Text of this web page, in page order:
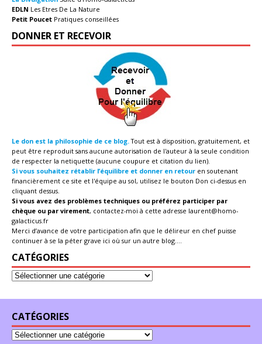
EDLN Les Etres De La Nature
Petit Poucet Pratiques conseillées
DONNER ET RECEVOIR
Le don est la philosophie de ce blog. Tout est à disposition, gratuitement, et
peut être reproduit sans aucune autorisation de l'auteur à la seule condition
de respecter la netiquette (aucune coupure et citation du lien).
Si vous souhaitez rétablir l’équilibre et donner en retour en soutenant
financièrement ce site et l'équipe au sol, utilisez le bouton Don ci-dessus en
cliquant dessus.
Si vous avez des problèmes techniques ou préférez participer par
chèque ou par virement, contactez-moi à cette adresse laurent@homo-
galacticus.fr
Merci d’avance de votre participation afin que le délireur en chef puisse
continuer à se la péter grave ici où sur un autre blog....
CATÉGORIES
CATÉGORIES